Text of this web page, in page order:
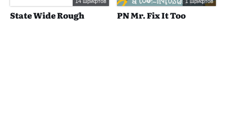
State Wide Rough PN Mr. Fix It Too